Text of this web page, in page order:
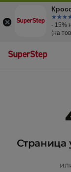
- 15%
(на